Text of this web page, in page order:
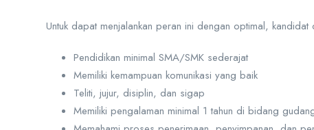
Untuk dapat menjalankan peran ini dengan optimal, kandidat
Pendidikan minimal SMA/SMK sederajat
Memiliki kemampuan komunikasi yang baik
Teliti, jujur, disiplin, dan sigap
Memiliki pengalaman minimal 1 tahun di bidang